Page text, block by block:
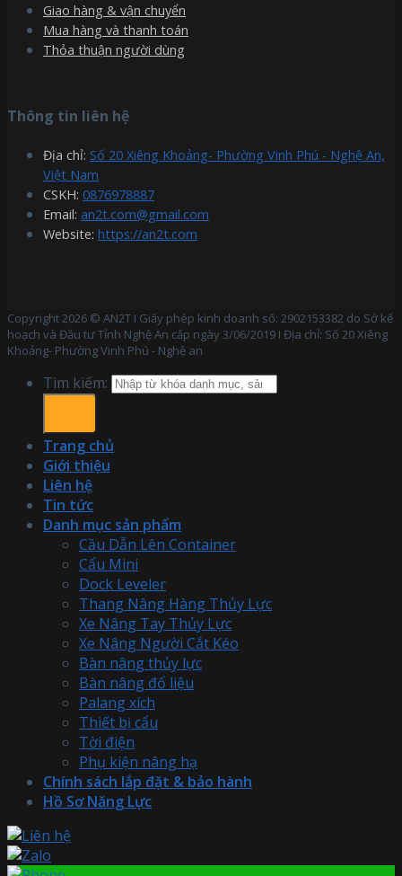
Giao hàng & vận chuyển
Mua hàng và thanh toán
Thỏa thuận người dùng
Thông tin liên hệ
Địa chỉ: Số 20 Xiêng Khoảng- Phường Vinh Phú - Nghệ An,
Việt Nam
CSKH: 0876978887
Email: an2t.com@gmail.com
Website: https://an2t.com
Copyright 2026 © AN2T I Giấy phép kinh doanh số: 2902153382 do Sở kế
hoạch và Đầu tư Tỉnh Nghệ An cấp ngày 3/06/2019 I Địa chỉ: Số 20 Xiêng
Khoảng- Phường Vinh Phú - Nghệ an
Tìm kiếm:
Trang chủ
Giới thiệu
Liên hệ
Tin tức
Danh mục sản phẩm
Cầu Dẫn Lên Container
Cẩu Mini
Dock Leveler
Thang Nâng Hàng Thủy Lực
Xe Nâng Tay Thủy Lực
Xe Nâng Người Cắt Kéo
Bàn nâng thủy lực
Bàn nâng đổ liệu
Palang xích
Thiết bị cẩu
Tời điện
Phụ kiện nâng hạ
Chính sách lắp đặt & bảo hành
Hồ Sơ Năng Lực